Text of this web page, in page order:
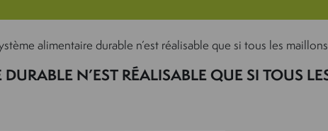
alimentaire durable n’est réalisable que si tous les
N’EST RÉALISABLE QUE SI TOUS